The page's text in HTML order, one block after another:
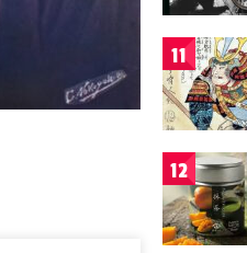
11
12